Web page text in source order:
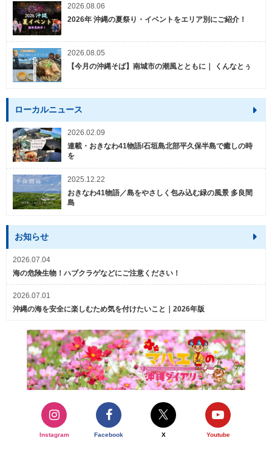
2026.08.06
2026年 沖縄の夏祭り・イベントをエリア別にご紹介！
2026.08.05
【今月の沖縄そば】南城市の潮風とともに｜ くんなとぅ
ローカルニュース
2026.02.09
連載・おきなわ41物語/石垣島北部平久保半島で癒しの時
を
2025.12.22
おきなわ41物語／島をやさしく包み込む緑の風景 多良間
島
お知らせ
2026.07.04
海の危険生物！ハブクラゲなどにご注意ください！
2026.07.01
沖縄の海を安全に楽しむため気を付けたいこと｜2026年版
Instagram Facebook X Youtube